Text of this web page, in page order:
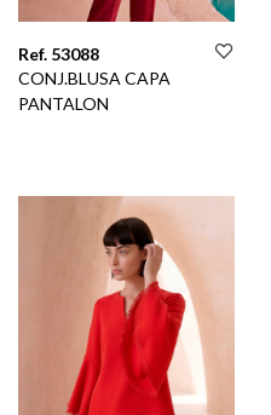
Ref. 53088
CONJ.BLUSA CAPA
PANTALON